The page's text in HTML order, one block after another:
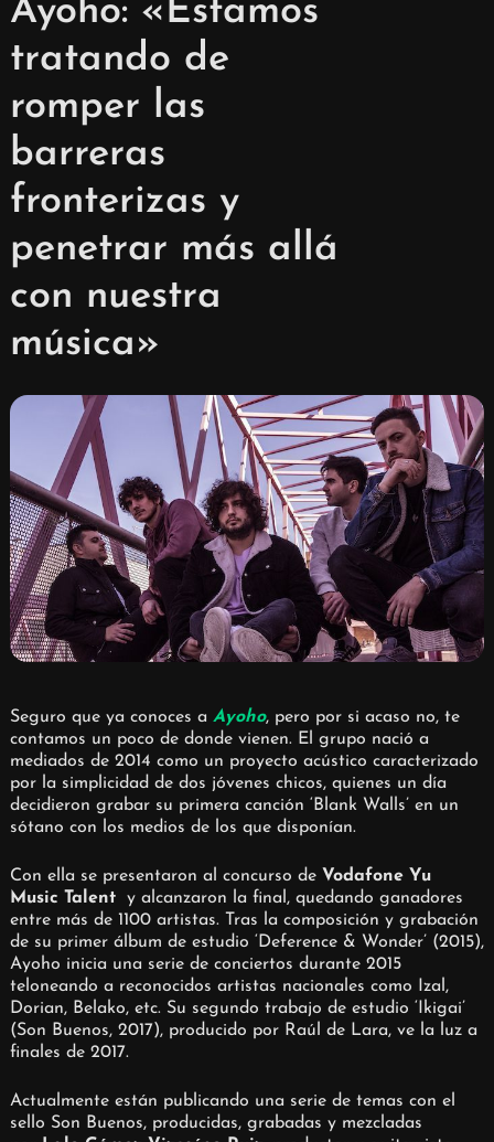
Ayoho: «Estamos
tratando de
romper las
barreras
fronterizas y
penetrar más allá
con nuestra
música»
Seguro que ya conoces a Ayoho, pero por si acaso no, te
contamos un poco de donde vienen. El grupo nació a
mediados de 2014 como un proyecto acústico caracterizado
por la simplicidad de dos jóvenes chicos, quienes un día
decidieron grabar su primera canción ‘Blank Walls’ en un
sótano con los medios de los que disponían.
Con ella se presentaron al concurso de Vodafone Yu
Music Talenty alcanzaron la final, quedando ganadores
entre más de 1100 artistas. Tras la composición y grabación
de su primer álbum de estudio ‘Deference & Wonder’ (2015),
Ayoho inicia una serie de conciertos durante 2015
teloneando a reconocidos artistas nacionales como Izal,
Dorian, Belako, etc. Su segundo trabajo de estudio ‘Ikigai’
(Son Buenos, 2017), producido por Raúl de Lara, ve la luz a
finales de 2017.
Actualmente están publicando una serie de temas con el
sello Son Buenos, producidas, grabadas y mezcladas